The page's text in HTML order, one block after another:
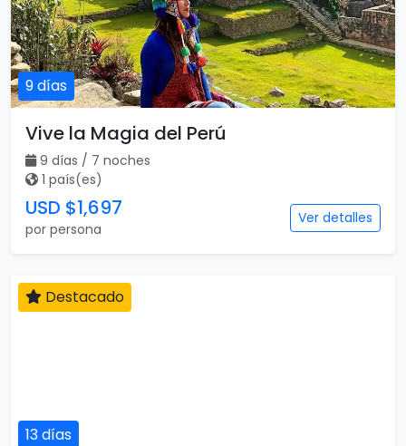
9 días
Vive la Magia del Perú
9 días / 7 noches
1 país(es)
USD $1,697
por persona
Ver detalles
13 días
Destacado